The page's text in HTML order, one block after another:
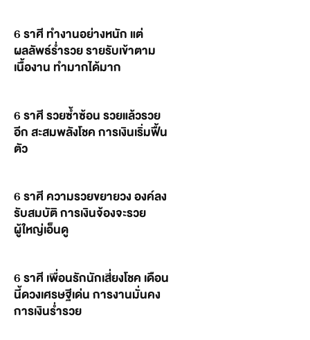
6 ราศี ทำงานอย่างหนัก แต่
ผลลัพธ์ร่ำรวย รายรับเข้าตาม
เนื้องาน ทำมากได้มาก
6 ราศี รวยซ้ำซ้อน รวยแล้วรวย
อีก สะสมพลังโชค การเงินเริ่มฟื้น
ตัว
6 ราศี ความรวยขยายวง องค์ลง
รับสมบัติ การเงินจ้องจะรวย
ผู้ใหญ่เอ็นดู
6 ราศี เพื่อนรักนักเสี่ยงโชค เดือน
นี้ดวงเศรษฐีเด่น การงานมั่นคง
การเงินร่ำรวย